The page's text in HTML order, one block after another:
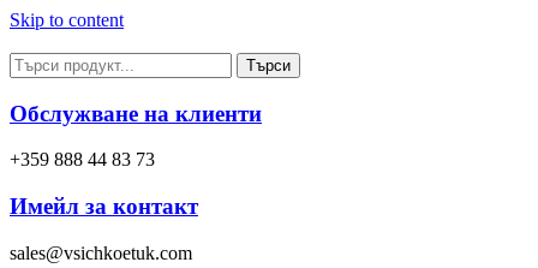
Skip to content
Търси
Обслужване на клиенти
+359 888 44 83 73
Имейл за контакт
sales@vsichkoetuk.com